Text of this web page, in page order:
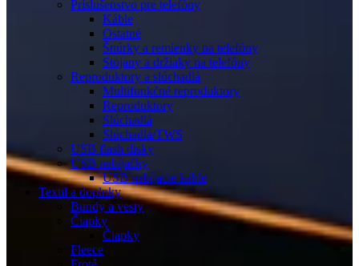
Príslušenstvo pre telefóny
Káble
Ostatné
Šnúrky a remienky na telefóny
Stojany a držiaky na telefóny
Reproduktory a slúchadlá
Multifunkčné reproduktory
Reproduktory
Slúchadlá
Slúchadlá/TWS
USB flash disky
USB nabíjačky
USB nabíjacie káble
Textil a doplnky
Bundy a vesty
Čiapky
Čiapky
Fleece